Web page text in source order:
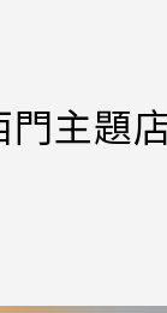
主題